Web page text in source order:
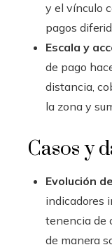
y el vínculo
pagos
Escala y
de pago
distancia,
la zona y
Casos y
Evolución
indicadores
tenencia de
de manera